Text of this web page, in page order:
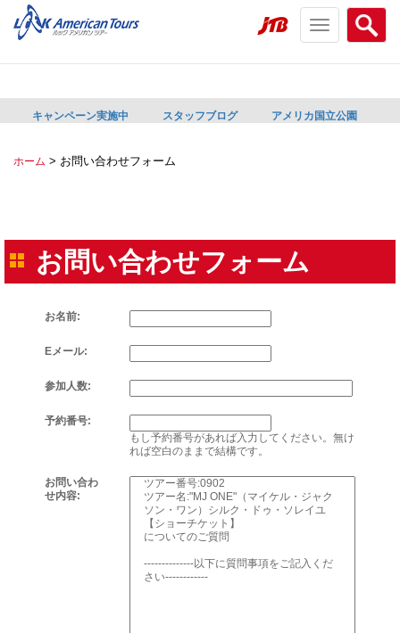
Search
menu
Toggle
navigation
キャンペーン実施中 スタッフブログ アメリカ国立公園
ホーム > お問い合わせフォーム
お問い合わせフォーム
お名前:
Eメール:
参加人数:
予約番号:
もし予約番号があれば入力してください。無け
れば空白のままで結構です。
お問い合わ
せ内容: